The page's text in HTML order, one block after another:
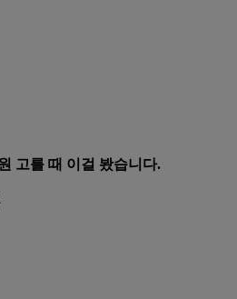
고를 때 이걸 봤습니다.